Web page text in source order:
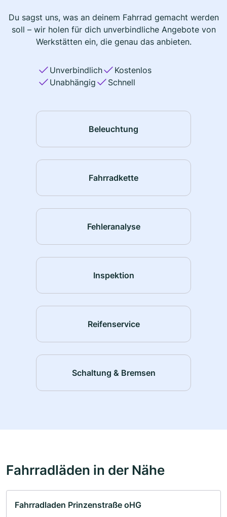
Du sagst uns, was an deinem Fahrrad gemacht werden
soll – wir holen für dich unverbindliche Angebote von
Werkstätten ein, die genau das anbieten.
Unverbindlich
Kostenlos
Unabhängig
Schnell
Beleuchtung
Fahrradkette
Fehleranalyse
Inspektion
Reifenservice
Schaltung & Bremsen
Fahrradläden in der Nähe
Fahrradladen Prinzenstraße oHG